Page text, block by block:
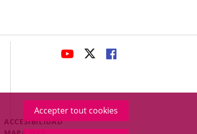
Accepter tout cookies
ENLACE
APLICACIÓN
EXTERNA.
ENLACE
APLICACIÓN
EXTERNA.
ENLACE
APLICACIÓN
EXTERNA.
Menú
ACCESIBILIDAD